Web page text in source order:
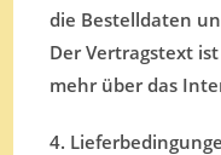
die Bestelldaten
Der Vertragstext
mehr über das
4.